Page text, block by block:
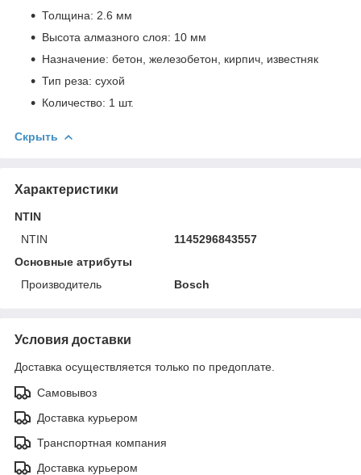
Толщина: 2.6 мм
Высота алмазного слоя: 10 мм
Назначение: бетон, железобетон, кирпич, известняк
Тип реза: сухой
Количество: 1 шт.
Скрыть
Характеристики
NTIN
NTIN
1145296843557
Основные атрибуты
Производитель
Bosch
Условия доставки
Доставка осуществляется только по предоплате.
Самовывоз
Доставка курьером
Транспортная компания
Доставка курьером